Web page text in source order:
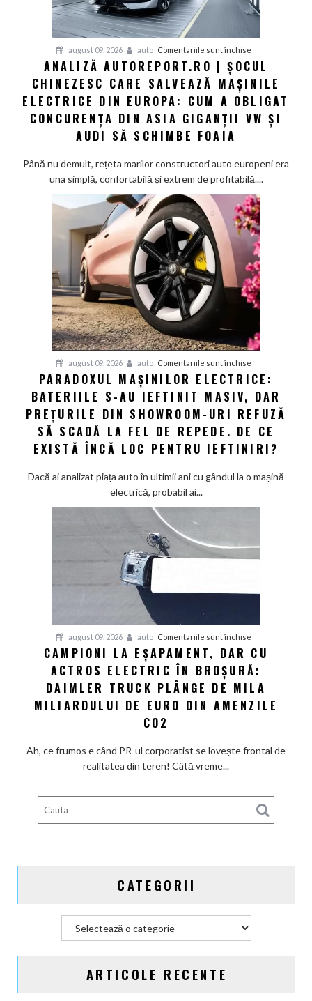
august 09, 2026 auto Comentariile sunt închise
Autoreport.ro
|
chinezesc
din
Europa:
Cum
a
obligat
concurența
din
Asia
giganții
VW
să
schimbe
foaia
ANALIZĂ AUTOREPORT.RO | ȘOCUL
CHINEZESC CARE SALVEAZĂ MAȘINILE
ELECTRICE DIN EUROPA: CUM A OBLIGAT
CONCURENȚA DIN ASIA GIGANȚII VW ȘI
AUDI SĂ SCHIMBE FOAIA
Până nu demult, rețeta marilor constructori auto europeni era
una simplă, confortabilă și extrem de profitabilă....
august 09, 2026 auto Comentariile sunt închise
Paradoxul
mașinilor
electrice:
au
masiv,
showroom-
uri
să
la
de
repede.
De
ce
PARADOXUL MAȘINILOR ELECTRICE:
BATERIILE S-AU IEFTINIT MASIV, DAR
PREȚURILE DIN SHOWROOM-URI REFUZĂ
SĂ SCADĂ LA FEL DE REPEDE. DE CE
EXISTĂ ÎNCĂ LOC PENTRU IEFTINIRI?
Dacă ai analizat piața auto în ultimii ani cu gândul la o mașină
electrică, probabil ai...
august 09, 2026 auto Comentariile sunt închise
Campioni
la
eșapament,
cu
Truck
CO2
CAMPIONI LA EȘAPAMENT, DAR CU
ACTROS ELECTRIC ÎN BROȘURĂ:
DAIMLER TRUCK PLÂNGE DE MILA
MILIARDULUI DE EURO DIN AMENZILE
CO2
Ah, ce frumos e când PR-ul corporatist se lovește frontal de
realitatea din teren! Câtă vreme...
CATEGORII
ARTICOLE RECENTE